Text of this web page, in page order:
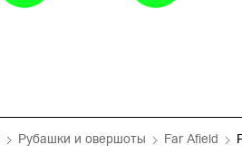
Рубашки и овершоты Far Afield